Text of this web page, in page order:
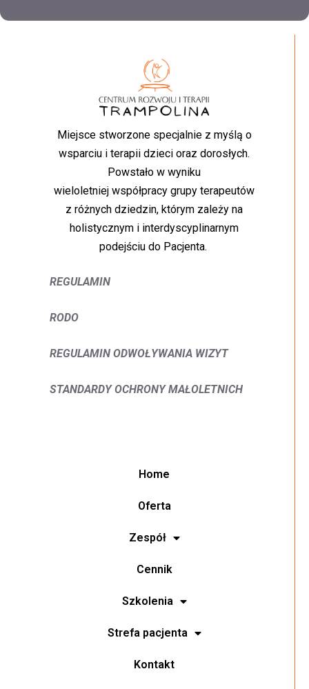
Miejsce stworzone specjalnie z myślą o
wsparciu i terapii dzieci oraz dorosłych.
Powstało w wyniku
wieloletniej współpracy grupy terapeutów
z różnych dziedzin, którym zależy na
holistycznym i interdyscyplinarnym
podejściu do Pacjenta.
REGULAMIN
RODO
REGULAMIN ODWOŁYWANIA WIZYT
STANDARDY OCHRONY MAŁOLETNICH
Home
Oferta
Zespół
Cennik
Szkolenia
Strefa pacjenta
Kontakt